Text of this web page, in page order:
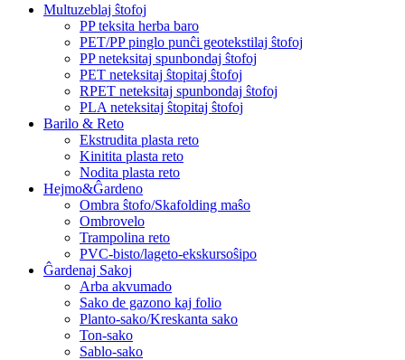
Multuzeblaj ŝtofoj
PP teksita herba baro
PET/PP pinglo punĉi geotekstilaj ŝtofoj
PP neteksitaj spunbondaj ŝtofoj
PET neteksitaj ŝtopitaj ŝtofoj
RPET neteksitaj spunbondaj ŝtofoj
PLA neteksitaj ŝtopitaj ŝtofoj
Barilo & Reto
Ekstrudita plasta reto
Kinitita plasta reto
Nodita plasta reto
Hejmo&Ĝardeno
Ombra ŝtofo/Skafolding maŝo
Ombrovelo
Trampolina reto
PVC-bisto/lageto-ekskursoŝipo
Ĝardenaj Sakoj
Arba akvumado
Sako de gazono kaj folio
Planto-sako/Kreskanta sako
Ton-sako
Sablo-sako